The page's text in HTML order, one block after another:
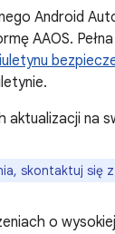
Android
AAOS.
na
skontaktuj się
o